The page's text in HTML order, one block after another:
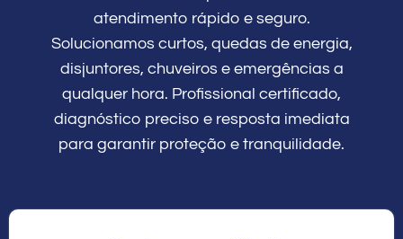
atendimento rápido e seguro.
Solucionamos curtos, quedas de energia,
disjuntores, chuveiros e emergências a
qualquer hora. Profissional certificado,
diagnóstico preciso e resposta imediata
para garantir proteção e tranquilidade.